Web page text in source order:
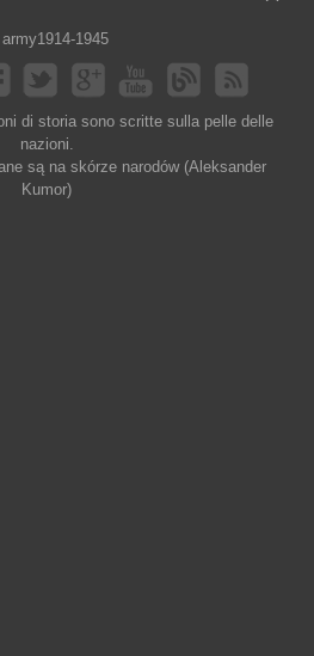
1945
di storia sono scritte sulla pelle delle
nazioni.
są na skórze narodów (Aleksander
Kumor)